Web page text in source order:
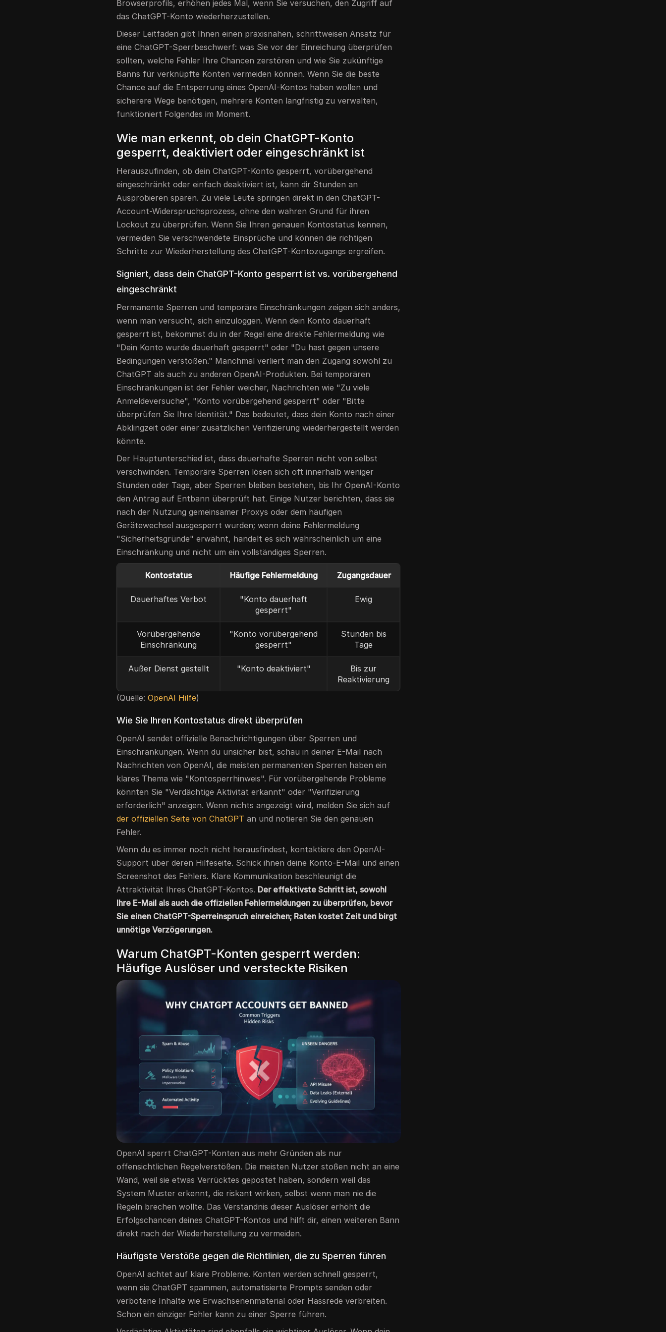
Browserprofils, erhöhen jedes Mal, wenn Sie versuchen, den Zugriff auf
das ChatGPT-Konto wiederherzustellen.
Dieser Leitfaden gibt Ihnen einen praxisnahen, schrittweisen Ansatz für
eine ChatGPT-Sperrbeschwerf: was Sie vor der Einreichung überprüfen
sollten, welche Fehler Ihre Chancen zerstören und wie Sie zukünftige
Banns für verknüpfte Konten vermeiden können. Wenn Sie die beste
Chance auf die Entsperrung eines OpenAI-Kontos haben wollen und
sicherere Wege benötigen, mehrere Konten langfristig zu verwalten,
funktioniert Folgendes im Moment.
Wie man erkennt, ob dein ChatGPT-Konto
gesperrt, deaktiviert oder eingeschränkt ist
Herauszufinden, ob dein ChatGPT-Konto gesperrt, vorübergehend
eingeschränkt oder einfach deaktiviert ist, kann dir Stunden an
Ausprobieren sparen. Zu viele Leute springen direkt in den ChatGPT-
Account-Widerspruchsprozess, ohne den wahren Grund für ihren
Lockout zu überprüfen. Wenn Sie Ihren genauen Kontostatus kennen,
vermeiden Sie verschwendete Einsprüche und können die richtigen
Schritte zur Wiederherstellung des ChatGPT-Kontozugangs ergreifen.
Signiert, dass dein ChatGPT-Konto gesperrt ist vs. vorübergehend
eingeschränkt
Permanente Sperren und temporäre Einschränkungen zeigen sich anders,
wenn man versucht, sich einzuloggen. Wenn dein Konto dauerhaft
gesperrt ist, bekommst du in der Regel eine direkte Fehlermeldung wie
"Dein Konto wurde dauerhaft gesperrt" oder "Du hast gegen unsere
Bedingungen verstoßen." Manchmal verliert man den Zugang sowohl zu
ChatGPT als auch zu anderen OpenAI-Produkten. Bei temporären
Einschränkungen ist der Fehler weicher, Nachrichten wie "Zu viele
Anmeldeversuche", "Konto vorübergehend gesperrt" oder "Bitte
überprüfen Sie Ihre Identität." Das bedeutet, dass dein Konto nach einer
Abklingzeit oder einer zusätzlichen Verifizierung wiederhergestellt werden
könnte.
Der Hauptunterschied ist, dass dauerhafte Sperren nicht von selbst
verschwinden. Temporäre Sperren lösen sich oft innerhalb weniger
Stunden oder Tage, aber Sperren bleiben bestehen, bis Ihr OpenAI-Konto
den Antrag auf Entbann überprüft hat. Einige Nutzer berichten, dass sie
nach der Nutzung gemeinsamer Proxys oder dem häufigen
Gerätewechsel ausgesperrt wurden; wenn deine Fehlermeldung
"Sicherheitsgründe" erwähnt, handelt es sich wahrscheinlich um eine
Einschränkung und nicht um ein vollständiges Sperren.
Kontostatus Häufige Fehlermeldung Zugangsdauer
Dauerhaftes Verbot
"Konto dauerhaft
gesperrt"
Ewig
Vorübergehende
Einschränkung
"Konto vorübergehend
gesperrt"
Stunden bis
Tage
Außer Dienst gestellt "Konto deaktiviert"
Bis zur
Reaktivierung
(Quelle:OpenAI Hilfe)
Wie Sie Ihren Kontostatus direkt überprüfen
OpenAI sendet offizielle Benachrichtigungen über Sperren und
Einschränkungen. Wenn du unsicher bist, schau in deiner E-Mail nach
Nachrichten von OpenAI, die meisten permanenten Sperren haben ein
klares Thema wie "Kontosperrhinweis". Für vorübergehende Probleme
könnten Sie "Verdächtige Aktivität erkannt" oder "Verifizierung
erforderlich" anzeigen. Wenn nichts angezeigt wird, melden Sie sich auf
der offiziellen Seite von ChatGPT an und notieren Sie den genauen
Fehler.
Wenn du es immer noch nicht herausfindest, kontaktiere den OpenAI-
Support über deren Hilfeseite. Schick ihnen deine Konto-E-Mail und einen
Screenshot des Fehlers. Klare Kommunikation beschleunigt die
Attraktivität Ihres ChatGPT-Kontos. Der effektivste Schritt ist, sowohl
Ihre E-Mail als auch die offiziellen Fehlermeldungen zu überprüfen, bevor
Sie einen ChatGPT-Sperreinspruch einreichen; Raten kostet Zeit und birgt
unnötige Verzögerungen.
Warum ChatGPT-Konten gesperrt werden:
Häufige Auslöser und versteckte Risiken
OpenAI sperrt ChatGPT-Konten aus mehr Gründen als nur
offensichtlichen Regelverstößen. Die meisten Nutzer stoßen nicht an eine
Wand, weil sie etwas Verrücktes gepostet haben, sondern weil das
System Muster erkennt, die riskant wirken, selbst wenn man nie die
Regeln brechen wollte. Das Verständnis dieser Auslöser erhöht die
Erfolgschancen deines ChatGPT-Kontos und hilft dir, einen weiteren Bann
direkt nach der Wiederherstellung zu vermeiden.
Häufigste Verstöße gegen die Richtlinien, die zu Sperren führen
OpenAI achtet auf klare Probleme. Konten werden schnell gesperrt,
wenn sie ChatGPT spammen, automatisierte Prompts senden oder
verbotene Inhalte wie Erwachsenenmaterial oder Hassrede verbreiten.
Schon ein einziger Fehler kann zu einer Sperre führen.